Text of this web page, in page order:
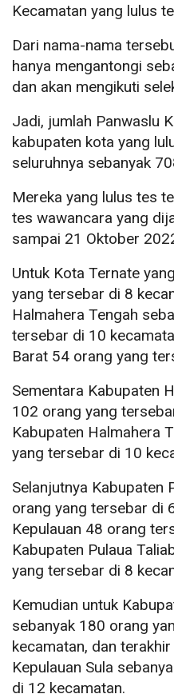
Kecamatan yang lulus
Dari nama-nama
hanya mengantongi
dan akan mengikuti
Jadi, jumlah Panwaslu
kabupaten kota yang
seluruhnya sebanyak
Mereka yang lulus tes
tes wawancara yang
sampai 21 Oktober
Untuk Kota Ternate
yang tersebar di 8
Halmahera Tengah
tersebar di 10
Barat 54 orang yang
Sementara Kabupaten
102 orang yang
Kabupaten Halmahera
yang tersebar di 10
Selanjutnya Kabupaten
orang yang tersebar di
Kepulauan 48 orang
Kabupaten Pulaua
yang tersebar di 8
Kemudian untuk
sebanyak 180 orang
kecamatan, dan
Kepulauan Sula
di 12 kecamatan.